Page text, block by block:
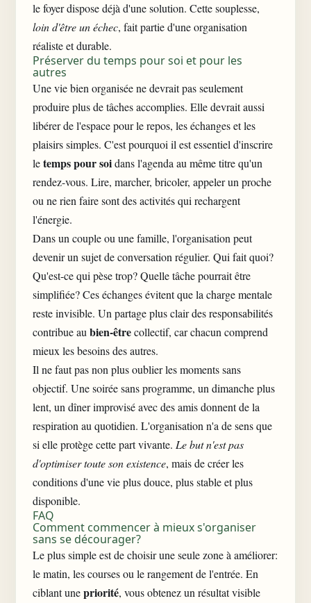
le foyer dispose déjà d'une solution. Cette souplesse,
loin d'être un échec, fait partie d'une organisation
réaliste et durable.
Préserver du temps pour soi et pour les
autres
Une vie bien organisée ne devrait pas seulement
produire plus de tâches accomplies. Elle devrait aussi
libérer de l'espace pour le repos, les échanges et les
plaisirs simples. C'est pourquoi il est essentiel d'inscrire
letemps pour soidans l'agenda au même titre qu'un
rendez-vous. Lire, marcher, bricoler, appeler un proche
ou ne rien faire sont des activités qui rechargent
l'énergie.
Dans un couple ou une famille, l'organisation peut
devenir un sujet de conversation régulier. Qui fait quoi?
Qu'est-ce qui pèse trop? Quelle tâche pourrait être
simplifiée? Ces échanges évitent que la charge mentale
reste invisible. Un partage plus clair des responsabilités
contribue au bien-êtrecollectif, car chacun comprend
mieux les besoins des autres.
Il ne faut pas non plus oublier les moments sans
objectif. Une soirée sans programme, un dimanche plus
lent, un dîner improvisé avec des amis donnent de la
respiration au quotidien. L'organisation n'a de sens que
si elle protège cette part vivante. Le but n'est pas
d'optimiser toute son existence, mais de créer les
conditions d'une vie plus douce, plus stable et plus
disponible.
FAQ
Comment commencer à mieux s'organiser
sans se décourager?
Le plus simple est de choisir une seule zone à améliorer:
le matin, les courses ou le rangement de l'entrée. En
ciblant unepriorité, vous obtenez un résultat visible